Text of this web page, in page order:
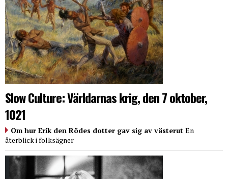
Slow Culture: Världarnas krig, den 7 oktober,
1021
Om hur Erik den Rödes dotter gav sig av västerut En
återblick i folksägner